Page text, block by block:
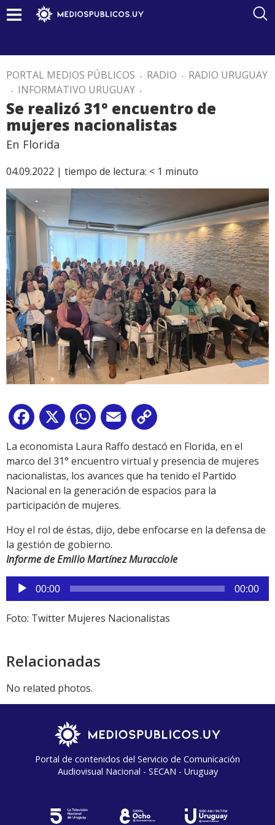
PORTAL MEDIOS PÚBLICOS . RADIO . RADIO URUGUAY
. INFORMATIVO URUGUAY .
Se realizó 31° encuentro de
mujeres nacionalistas
En Florida
04.09.2022 | tiempo de lectura: < 1 minuto
Facebook
X WhatsApp
Email
Link
La economista Laura Raffo destacó en Florida, en el
marco del 31° encuentro virtual y presencia de mujeres
nacionalistas, los avances que ha tenido el Partido
Nacional en la generación de espacios para la
participación de mujeres.
Hoy el rol de éstas, dijo, debe enfocarse en la defensa de
la gestión de gobierno.
Informe de Emilio Martínez Muracciole
Reproductor
de
audio
00:00 00:00
Foto: Twitter Mujeres Nacionalistas
Relacionadas
No related photos.
Portal de contenidos del Servicio de Comunicación
Audiovisual Nacional - SECAN - Uruguay